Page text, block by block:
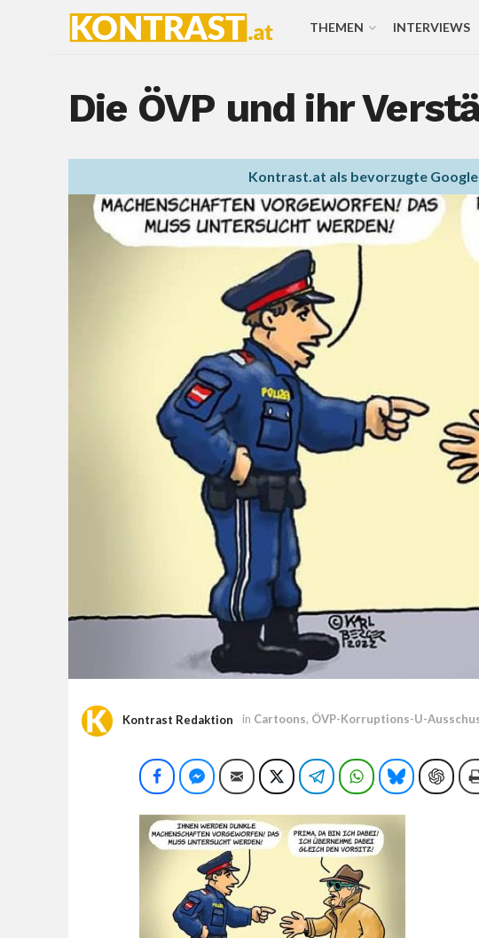
THEMEN INTERVIEWS
Die ÖVP und ihr
Kontrast.at als bevorzugte
Kontrast Redaktion in Cartoons, ÖVP-Korruptions-U-
FacebookFacebook Messenger
E-Mail TwitterTelegramWhatsAppBluesky